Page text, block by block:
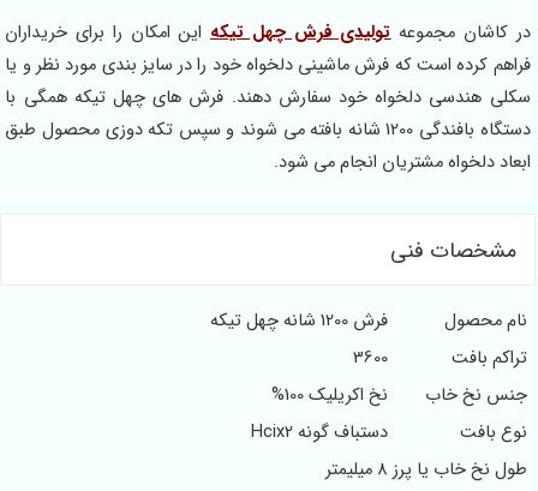
در کاشان مجموعهتولیدی فرش چهل تیکهاین امکان را برای خریداران
فراهم کرده است که فرش ماشینی دلخواه خود را در سایز بندی مورد نظر و یا
سکلی هندسی دلخواه خود سفارش دهند. فرش های چهل تیکه همگی با
دستگاه بافندگی 1200 شانه بافته می شوند و سپس تکه دوزی محصول طبق
ابعاد دلخواه مشتریان انجام می شود.
مشخصات فنی
نام محصول
فرش 1200 شانه چهل تیکه
تراکم بافت
3600
جنس نخ خاب
نخ اکریلیک 100%
نوع بافت
دستباف گونه Hcix2
طول نخ خاب یا پرز 8 میلیمتر